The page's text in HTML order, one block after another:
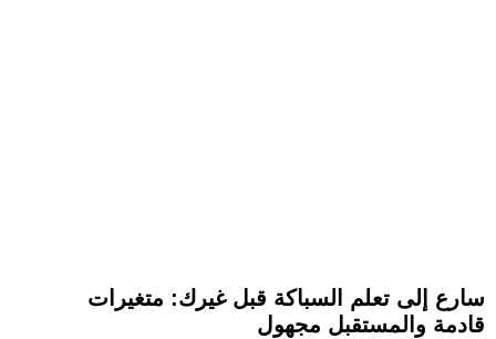
سارع إلى تعلم السباكة قبل غيرك: متغيرات
قادمة والمستقبل مجهول